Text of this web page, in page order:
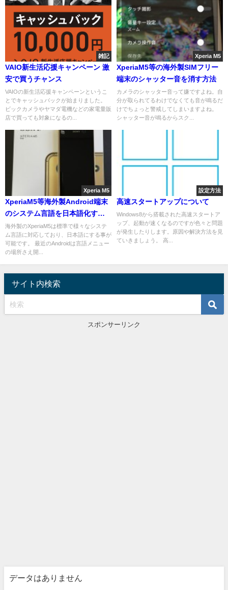
雑記
VAIO新生活応援キャンペーン 激
安で買うチャンス
VAIOの新生活応援キャンペーンというこ
とでキャッシュバックが始まりました。
ビックカメラやヤマダ電機などの家電量販
店で買っても対象になるの...
Xperia M5
XperiaM5等の海外製SIMフリー
端末のシャッター音を消す方法
カメラのシャッター音って嫌ですよね。自
分が取られてるわけでなくても音が鳴るだ
けでちょっと警戒してしまいますよね。
シャッター音が鳴るからスク...
Xperia M5
XperiaM5等海外製Android端末
のシステム言語を日本語化する
手順
海外製のXperiaM5は標準で様々なシステ
ム言語に対応しており、日本語にする事が
可能です。 最近のAndroidは言語メニュー
の場所さえ開...
設定方法
高速スタートアップについて
Windows8から搭載された高速スタートア
ップ、起動が速くなるのですが色々と問題
が発生したりします。原因や解決方法を見
ていきましょう。 高...
サイト内検索
スポンサーリンク
データはありません